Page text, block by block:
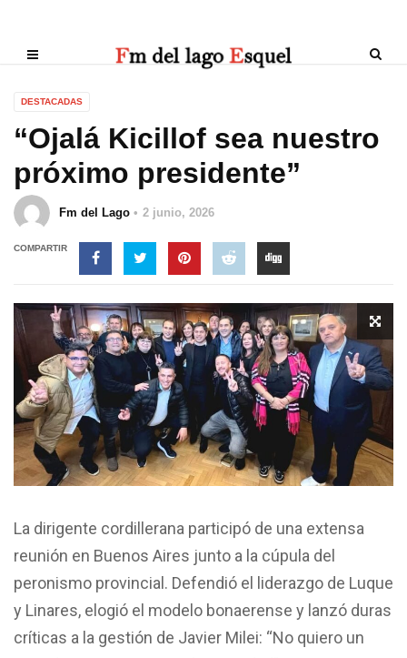
DESTACADAS
“Ojalá Kicillof sea nuestro
próximo presidente”
Fm del Lago 2 junio, 2026
COMPARTIR
La dirigente cordillerana participó de una extensa
reunión en Buenos Aires junto a la cúpula del
peronismo provincial. Defendió el liderazgo de Luque
y Linares, elogió el modelo bonaerense y lanzó duras
críticas a la gestión de Javier Milei: “No quiero un